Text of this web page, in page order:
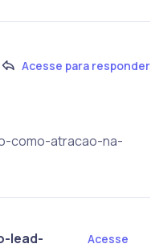
Acesse para responder
como-atracao-na-
lead-
Acesse